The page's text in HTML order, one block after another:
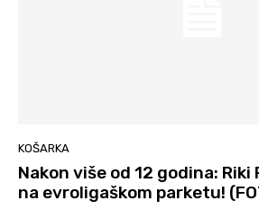
KOŠARKA
Nakon više od 12 godina: Riki
na evroligaškom parketu!